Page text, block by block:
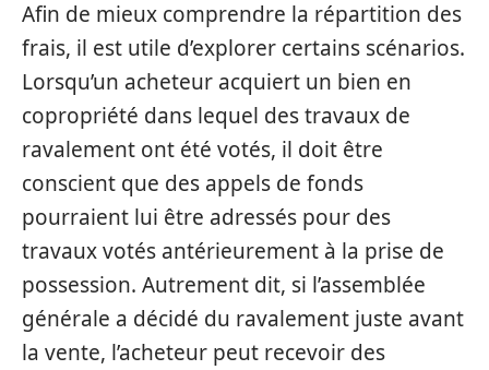
Afin de mieux comprendre la répartition des
frais, il est utile d’explorer certains scénarios.
Lorsqu’un acheteur acquiert un bien en
copropriété dans lequel des travaux de
ravalement ont été votés, il doit être
conscient que des appels de fonds
pourraient lui être adressés pour des
travaux votés antérieurement à la prise de
possession. Autrement dit, si l’assemblée
générale a décidé du ravalement juste avant
la vente, l’acheteur peut recevoir des